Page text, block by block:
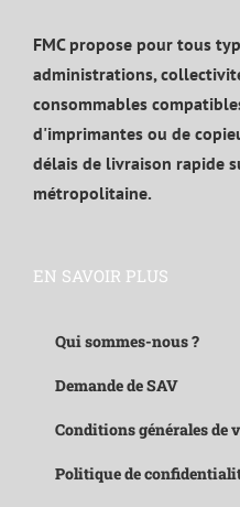
FMC propose pour tous
administrations,
consommables
d'imprimantes ou de
délais de livraison rapide
métropolitaine.
EN SAVOIR PLUS
Qui sommes-nous ?
Demande de SAV
Conditions générales de
Politique de